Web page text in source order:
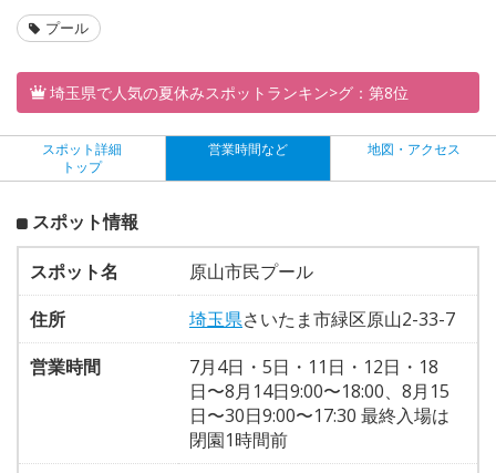
プール
埼玉県で人気の夏休みスポットランキン>グ：第8位
スポット詳細
トップ
営業時間など 地図・アクセス
スポット情報
スポット名
原山市民プール
住所
埼玉県さいたま市緑区原山2-33-7
営業時間
7月4日・5日・11日・12日・18
日〜8月14日9:00〜18:00、8月15
日〜30日9:00〜17:30 最終入場は
閉園1時間前